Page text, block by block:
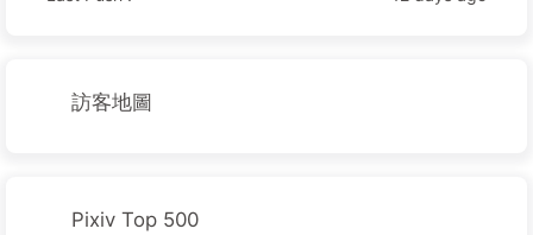
訪客地圖
Pixiv Top 500